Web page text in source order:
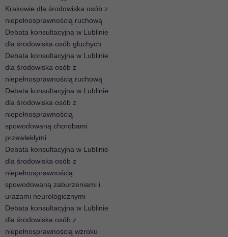
Krakowie dla środowiska osób z
niepełnosprawnością ruchową
Debata konsultacyjna w Lublinie
dla środowiska osób głuchych
Debata konsultacyjna w Lublinie
dla środowiska osób z
niepełnosprawnością ruchową
Debata konsultacyjna w Lublinie
dla środowiska osób z
niepełnosprawnością
spowodowaną chorobami
przewlekłymi
Debata konsultacyjna w Lublinie
dla środowiska osób z
niepełnosprawnością
spowodowaną zaburzeniami i
urazami neurologicznymi
Debata konsultacyjna w Lublinie
dla środowiska osób z
niepełnosprawnością wzroku